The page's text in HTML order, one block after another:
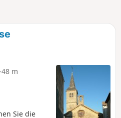
m
Sie die